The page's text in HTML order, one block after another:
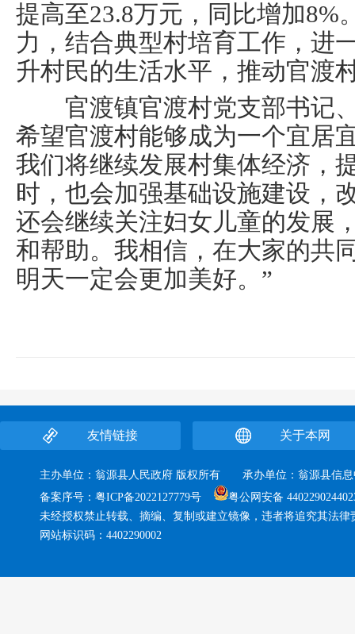
提高至23.8万元，同比增加8%
力，结合典型村培育工作，进
升村民的生活水平，推动官渡
官渡镇官渡村党支部书记、
希望官渡村能够成为一个宜居
我们将继续发展村集体经济，
时，也会加强基础设施建设，
还会继续关注妇女儿童的发展
和帮助。我相信，在大家的共
明天一定会更加美好。”
友情链接 关于本网
主办单位：翁源县人民政府 版权所有 承办单位：翁源县
备案序号： 粤ICP备2022127779号
粤公网安备
未经授权禁止转载、摘编、复制或建立镜像，违者将追究其法律
网站标识码：4402290002